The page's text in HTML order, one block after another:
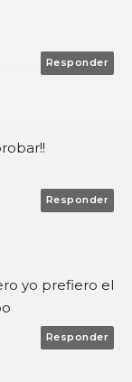
Responder
Responder
yo prefiero el
Responder